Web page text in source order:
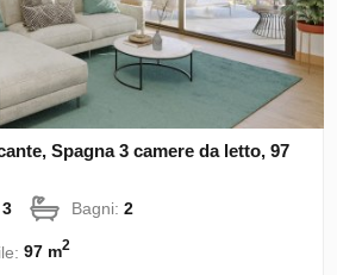
Spagna 3 camere da letto, 97
3 Bagni:2
97 m2